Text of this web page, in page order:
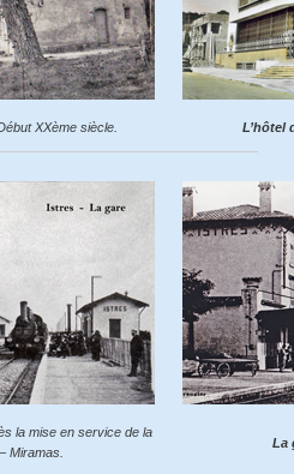
XXème siècle. L’hôtel
la mise en service de la
Miramas.
La